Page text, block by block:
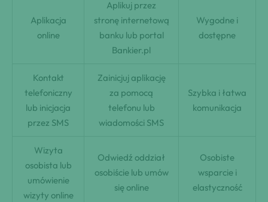
Aplikacja
online
Aplikuj przez
stronę internetową
banku lub portal
Bankier.pl
Wygodne i
dostępne
Kontakt
telefoniczny
lub inicjacja
przez SMS
Zainicjuj aplikację
za pomocą
telefonu lub
wiadomości SMS
Szybka i łatwa
komunikacja
Wizyta
osobista lub
umówienie
wizyty online
Odwiedź oddział
osobiście lub umów
się online
Osobiste
wsparcie i
elastyczność